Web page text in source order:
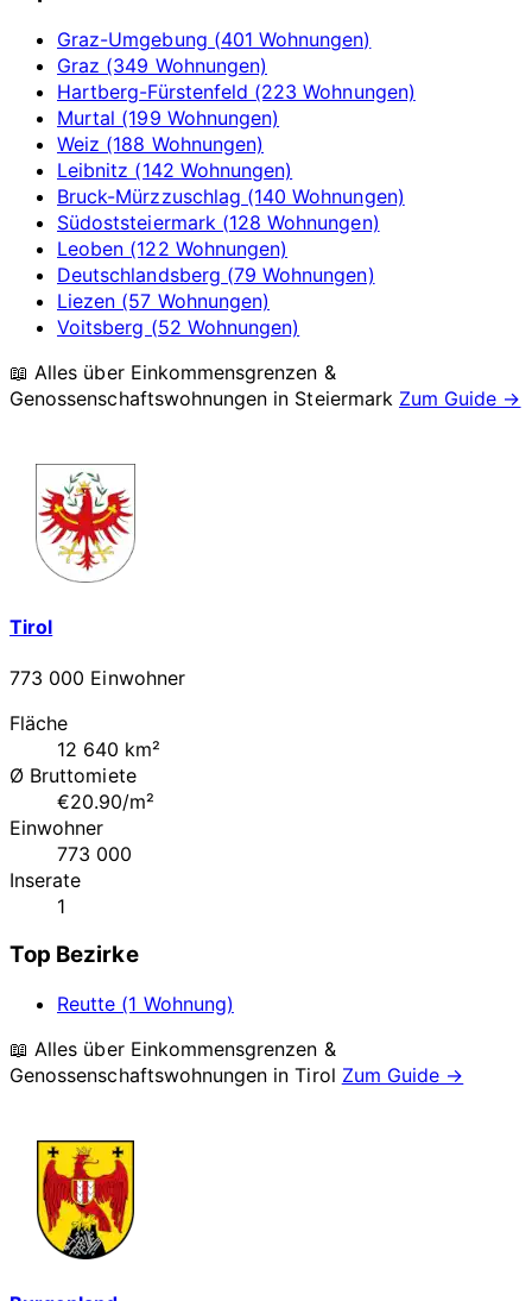
Graz-Umgebung (401 Wohnungen)
Graz (349 Wohnungen)
Hartberg-Fürstenfeld (223 Wohnungen)
Murtal (199 Wohnungen)
Weiz (188 Wohnungen)
Leibnitz (142 Wohnungen)
Bruck-Mürzzuschlag (140 Wohnungen)
Südoststeiermark (128 Wohnungen)
Leoben (122 Wohnungen)
Deutschlandsberg (79 Wohnungen)
Liezen (57 Wohnungen)
Voitsberg (52 Wohnungen)
📖 Alles über Einkommensgrenzen &
Genossenschaftswohnungen in Steiermark Zum Guide →
Tirol
773 000 Einwohner
Fläche
12 640 km²
Ø Bruttomiete
€20.90/m²
Einwohner
773 000
Inserate
1
Top Bezirke
Reutte (1 Wohnung)
📖 Alles über Einkommensgrenzen &
Genossenschaftswohnungen inTirol Zum Guide →